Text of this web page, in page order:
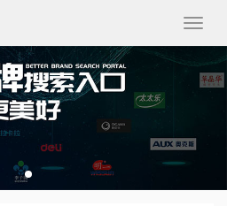
收
起/
展
开